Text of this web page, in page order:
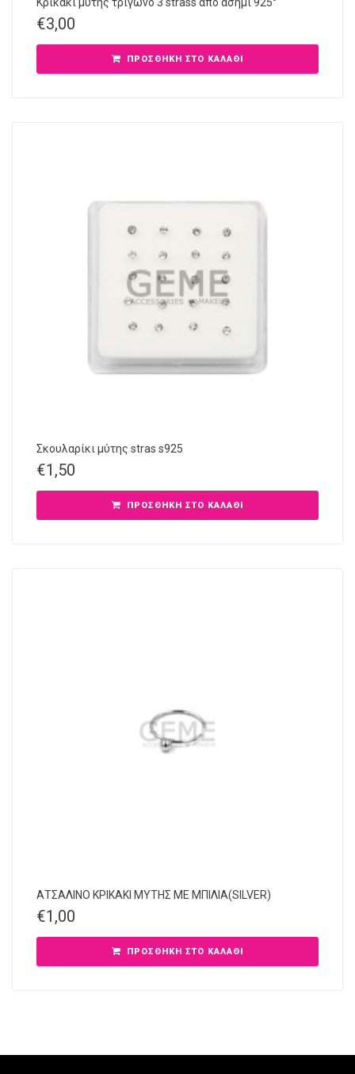
Κρικάκι μύτης τρίγωνο 3 strass από ασήμι 925°
€3,00
ΠΡΟΣΘΉΚΗ ΣΤΟ ΚΑΛΆΘΙ
Σκουλαρίκι μύτης stras s925
€1,50
ΠΡΟΣΘΉΚΗ ΣΤΟ ΚΑΛΆΘΙ
ΑΤΣΑΛΙΝΟ ΚΡΙΚΑΚΙ ΜΥΤΗΣ ΜΕ ΜΠΙΛΙΑ(SILVER)
€1,00
ΠΡΟΣΘΉΚΗ ΣΤΟ ΚΑΛΆΘΙ